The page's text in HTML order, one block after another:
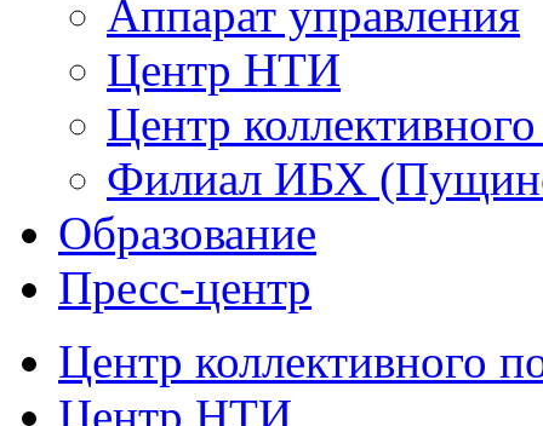
Аппарат управления
Центр НТИ
Центр
Филиал ИБХ
Образование
Пресс-центр
Центр коллективного
Центр НТИ